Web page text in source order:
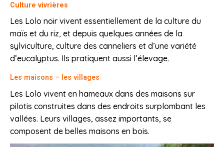
Culture vivrières
Les Lolo noir vivent essentiellement de la culture du
maïs et du riz, et depuis quelques années de la
sylviculture, culture des canneliers et d’une variété
d’eucalyptus. Ils pratiquent aussi l’élevage.
Les maisons – les villages
Les Lolo vivent en hameaux dans des maisons sur
pilotis construites dans des endroits surplombant les
vallées. Leurs villages, assez importants, se
composent de belles maisons en bois.